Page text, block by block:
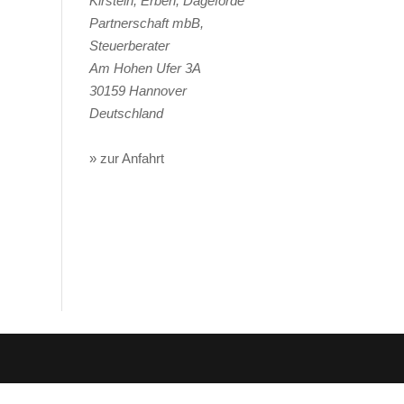
Partnerschaft mbB,
Steuerberater
Am Hohen Ufer 3A
30159 Hannover
Deutschland
» zur Anfahrt